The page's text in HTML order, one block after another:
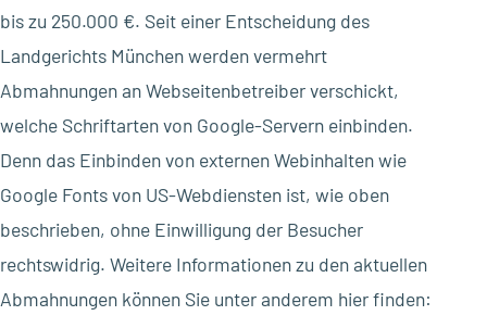
bis zu 250.000 €. Seit einer Entscheidung des
Landgerichts München werden vermehrt
Abmahnungen an Webseitenbetreiber verschickt,
welche Schriftarten von Google-Servern einbinden.
Denn das Einbinden von externen Webinhalten wie
Google Fonts von US-Webdiensten ist, wie oben
beschrieben, ohne Einwilligung der Besucher
rechtswidrig. Weitere Informationen zu den aktuellen
Abmahnungen können Sie unter anderem hier finden: